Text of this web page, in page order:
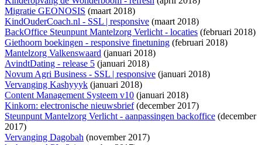
Migratie GEONOSIS (maart 2018)
KindOuderCoach.nl - SSL | responsive (maart 2018)
BackOffice Steunpunt Mantelzorg Verlicht - locaties (februari 2018)
Giethoorn boekingen - responsive finetuning (februari 2018)
Mantelzorg Valkenswaard (januari 2018)
AvindtDating - release 5 (januari 2018)
Novum Agri Business - SSL | responsive (januari 2018)
Vervanging Kashyyyk (januari 2018)
Content Management Systeem v10 (januari 2018)
Kinkorn: electronische nieuwsbrief(december 2017)
Steunpunt Mantelzorg Verlicht - aanpassingen backoffice (december
2017)
Vervanging Dagobah (november 2017)